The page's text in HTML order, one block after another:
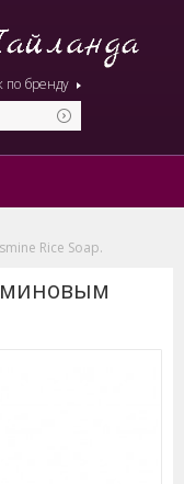
по бренду
Rice Soap.